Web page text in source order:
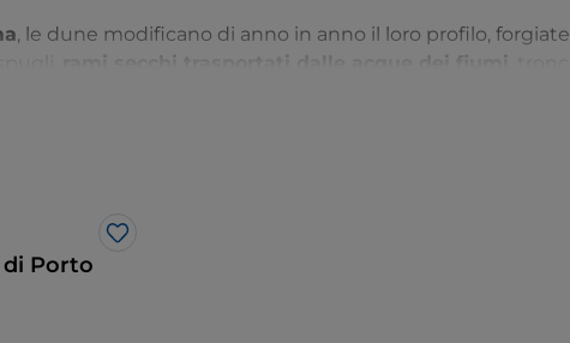
, le dune modificano di anno in anno il loro profilo, forgiate
rami secchi trasportati dalle acque dei fiumi
trasformato in seducenti sculture.
Like
di Porto